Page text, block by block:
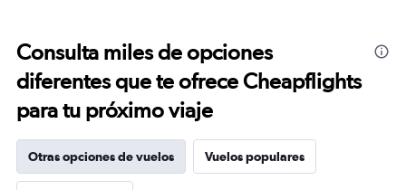
Consulta miles de opciones
diferentes que te ofrece Cheapflights
para tu próximo viaje
Otras opciones de vuelos Vuelos populares